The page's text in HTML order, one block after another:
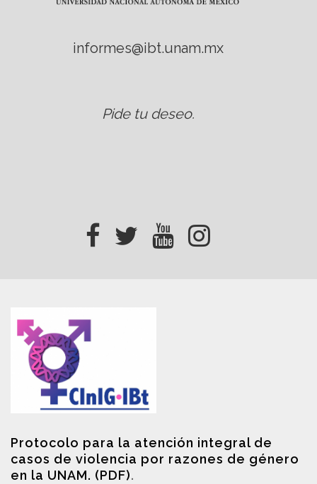
informes@ibt.unam.mx
Pide tu deseo.
Protocolo para la atención integral de
casos de violencia por razones de género
en la UNAM. (PDF).